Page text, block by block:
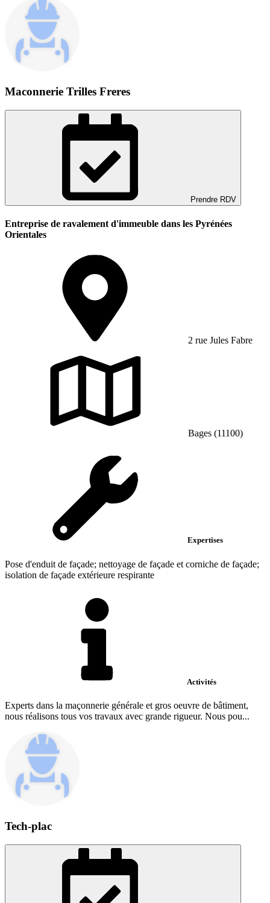
Maconnerie Trilles Freres
Prendre RDV
Entreprise de ravalement d'immeuble dans les Pyrénées
Orientales
2 rue Jules Fabre
Bages (11100)
Expertises
Pose d'enduit de façade; nettoyage de façade et corniche de façade;
isolation de façade extérieure respirante
Activités
Experts dans la maçonnerie générale et gros oeuvre de bâtiment,
nous réalisons tous vos travaux avec grande rigueur. Nous pou...
Tech-plac